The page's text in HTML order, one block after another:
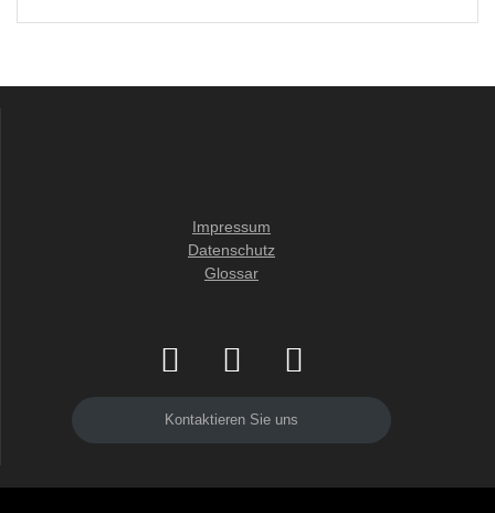
Impressum
Datenschutz
Glossar
Kontaktieren Sie uns